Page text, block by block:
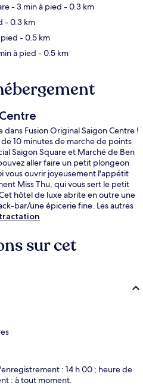
- 3 min à pied - 0.3 km
- 0.3 km
- 0.5 km
à pied - 0.5 km
Fusion Original Saigon Centre !
10 minutes de marche de points
Saigon Square et Marché de Ben
aller faire un petit plongeon
vous ouvrir joyeusement l'appétit
Miss Thu, qui vous sert le petit
hôtel de luxe abrite en outre une
bar/une épicerie fine. Les autres
en ce qui concerne la piscine
des transports publics :
en quelques foulées et
à 6 min à pied.
sur cet
: 14 h 00 ; heure de
: à tout moment.